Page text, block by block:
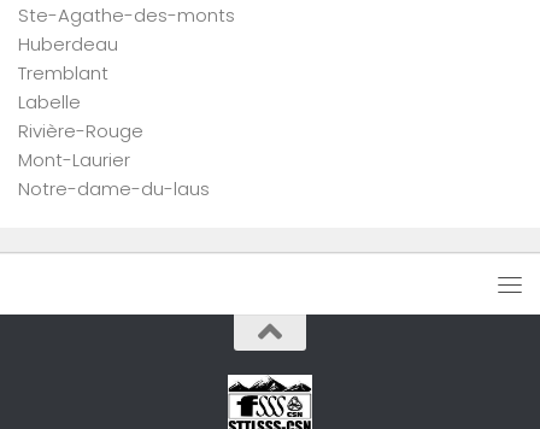
Ste-Agathe-des-monts
Huberdeau
Tremblant
Labelle
Rivière-Rouge
Mont-Laurier
Notre-dame-du-laus